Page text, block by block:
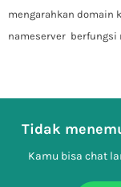
mengarahkan domain
nameserver berfungsi
Tidak
Kamu bisa chat